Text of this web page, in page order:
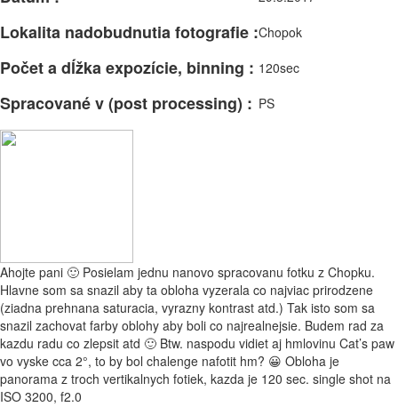
Lokalita nadobudnutia fotografie :Chopok
Počet a dĺžka expozície, binning : 120sec
Spracované v (post processing) : PS
Facebook
Email
Ahojte pani 🙂 Posielam jednu nanovo spracovanu fotku z Chopku.
Hlavne som sa snazil aby ta obloha vyzerala co najviac prirodzene
(ziadna prehnana saturacia, vyrazny kontrast atd.) Tak isto som sa
snazil zachovat farby oblohy aby boli co najrealnejsie. Budem rad za
kazdu radu co zlepsit atd 🙂 Btw. naspodu vidiet aj hmlovinu Cat’s paw
vo vyske cca 2°, to by bol chalenge nafotit hm? 😀 Obloha je
panorama z troch vertikalnych fotiek, kazda je 120 sec. single shot na
ISO 3200, f2.0